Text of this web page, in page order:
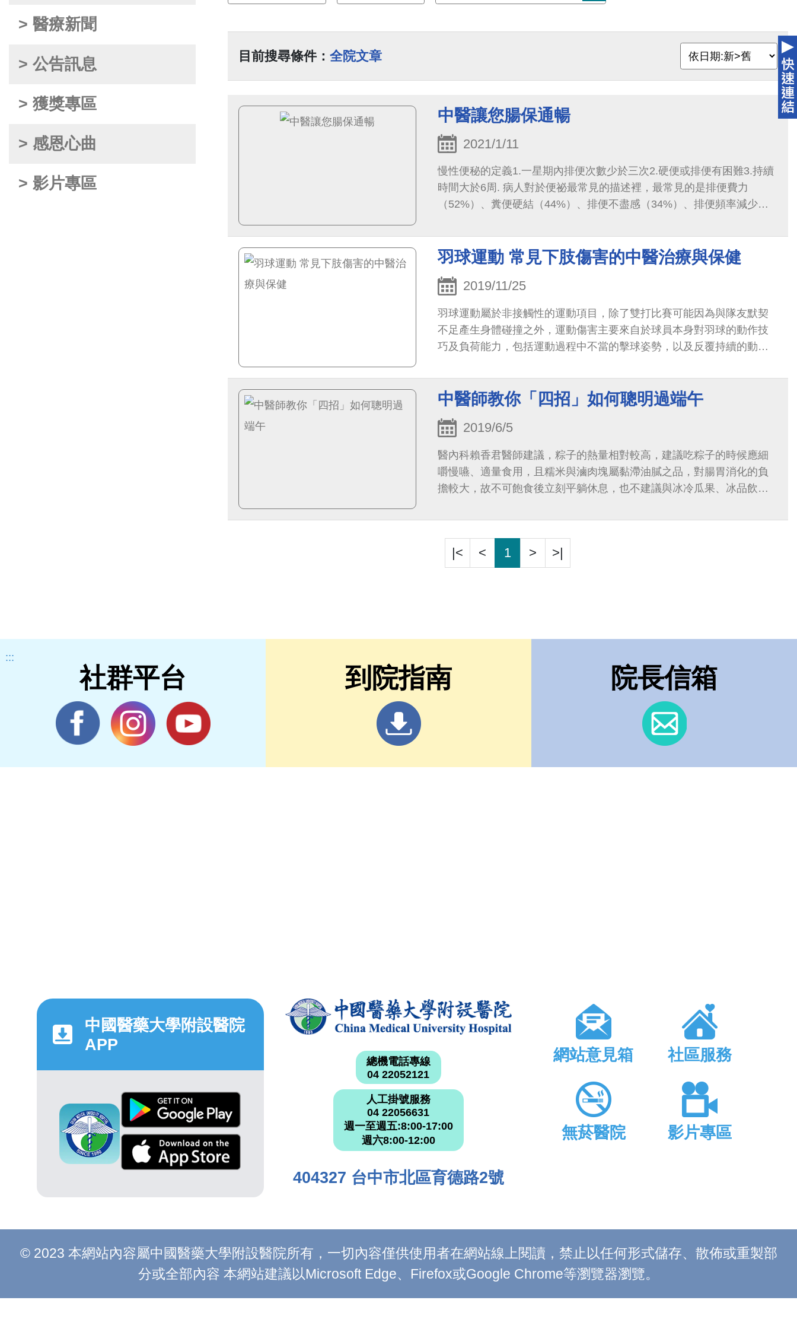
> 醫療新聞
> 公告訊息
> 獲獎專區
> 感恩心曲
> 影片專區
目前搜尋條件： 全院文章
中醫讓您腸保通暢
2021/1/11
慢性便秘的定義1.一星期內排便次數少於三次2.硬便或排便有困難3.持續
時間大於6周. 病人對於便祕最常見的描述裡，最常見的是排便費力
（52%）、糞便硬結（44%）、排便不盡感（34%）、排便頻率減少
羽球運動 常見下肢傷害的中醫治療與保健
2019/11/25
羽球運動屬於非接觸性的運動項目，除了雙打比賽可能因為與隊友默契
不足產生身體碰撞之外，運動傷害主要來自於球員本身對羽球的動作技
巧及負荷能力，包括運動過程中不當的擊球姿勢，以及反覆持續的動作
中醫師教你「四招」如何聰明過端午
2019/6/5
醫內科賴香君醫師建議，粽子的熱量相對較高，建議吃粽子的時候應細
嚼慢嚥、適量食用，且糯米與滷肉塊屬黏滯油膩之品，對腸胃消化的負
擔較大，故不可飽食後立刻平躺休息，也不建議與冰冷瓜果、冰品飲料
|< < 1 > >|
:::
社群平台 到院指南 院長信箱
中國醫藥大學附設醫院
APP
總機電話專線
04 22052121
人工掛號服務
04 22056631
週一至週五:8:00-17:00
週六8:00-12:00
404327 台中市北區育德路2號
網站意見箱 社區服務
無菸醫院 影片專區
© 2023 本網站內容屬中國醫藥大學附設醫院所有，一切內容僅供使用者在網站線上閱讀，禁止以任何形式儲存、散佈或重製部
分或全部內容 本網站建議以Microsoft Edge、Firefox或Google Chrome等瀏覽器瀏覽。